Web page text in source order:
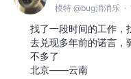
模特 @bug消消乐 ·
找了一段时间的工作，
去兑现多年前的诺言，
不多了
北京——云南